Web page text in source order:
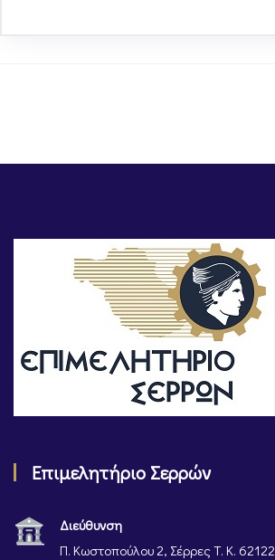
Επιμελητήριο Σερρών
Διεύθυνση
Π. Κωστοπούλου 2, Σέρρες Τ. Κ. 62122